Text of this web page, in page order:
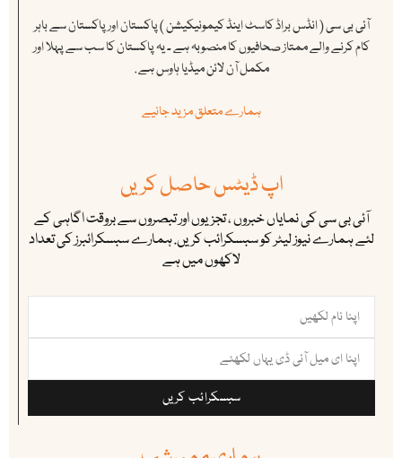
آئی بی سی ( انڈس براڈ کاسٹ اینڈ کیمونیکیشن ) پاکستان اور پاکستان سے باہر
کام کرنے والے ممتاز صحافیوں کا منصوبہ ہے ۔ یہ پاکستان کا سب سے پہلا اور
مکمل آن لائن میڈیا ہاوس ہے .
ہمارے متعلق مزید جانیے
اپ ڈیٹس حاصل کریں
آئی بی سی کی نمایاں خبروں ، تجزیوں اور تبصروں سے بروقت اگاہی کے
لئے ہمارے نیوز لیٹر کو سبسکرائب کریں. ہمارے سبسکرائبرز کی تعداد
لاکھوں میں ہے
سبسکرائب کریں